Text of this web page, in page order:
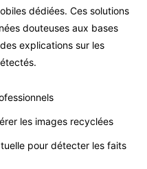
dédiées. Ces solutions
douteuses aux bases
explications sur les
les images recyclées
pour détecter les faits